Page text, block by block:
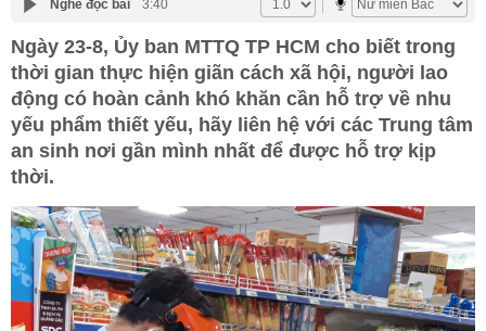
Nghe đọc bài 3:40
Ngày 23-8, Ủy ban MTTQ TP HCM cho biết trong
thời gian thực hiện giãn cách xã hội, người lao
động có hoàn cảnh khó khăn cần hỗ trợ về nhu
yếu phẩm thiết yếu, hãy liên hệ với các Trung tâm
an sinh nơi gần mình nhất để được hỗ trợ kịp
thời.